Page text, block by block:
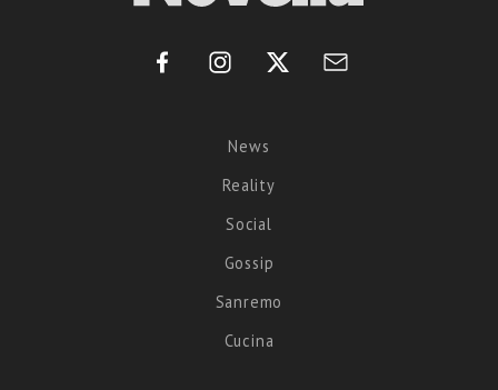
News
Reality
Social
Gossip
Sanremo
Cucina